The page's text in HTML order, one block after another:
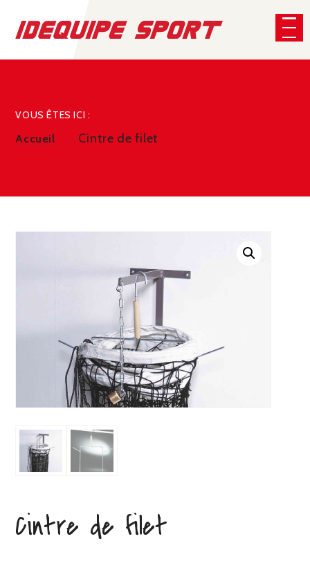
VOUS ÊTES ICI :
Accueil Cintre de filet
Cintre de filet